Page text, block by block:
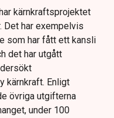
kärnkraftsprojektet
Det har exempelvis
som har fått ett kansli
det har utgått
kärnkraft. Enligt
övriga utgifterna
under 100